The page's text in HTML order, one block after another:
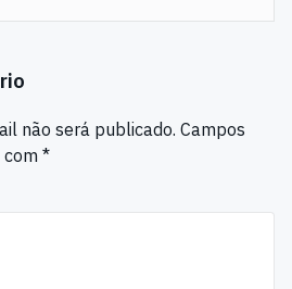
não será publicado. Campos
*